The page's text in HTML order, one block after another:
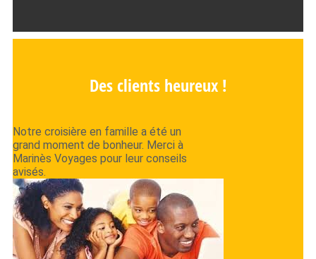
Des clients heureux !
Notre croisière en famille a été un
grand moment de bonheur. Merci à
Marinès Voyages pour leur conseils
avisés.